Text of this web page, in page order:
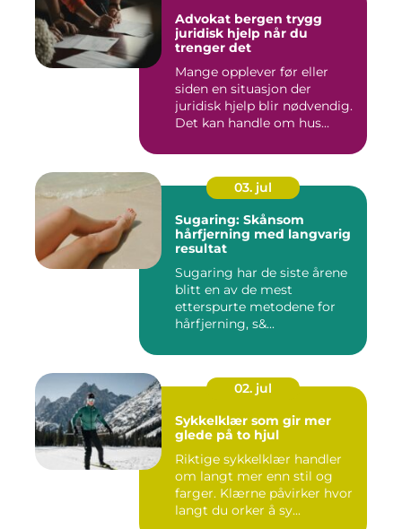
Advokat bergen trygg
juridisk hjelp når du
trenger det
Mange opplever før eller
siden en situasjon der
juridisk hjelp blir nødvendig.
Det kan handle om hus...
03. jul
Sugaring: Skånsom
hårfjerning med langvarig
resultat
Sugaring har de siste årene
blitt en av de mest
etterspurte metodene for
hårfjerning, s&...
02. jul
Sykkelklær som gir mer
glede på to hjul
Riktige sykkelklær handler
om langt mer enn stil og
farger. Klærne påvirker hvor
langt du orker å sy...